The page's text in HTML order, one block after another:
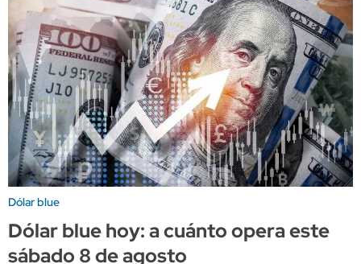
Dólar blue
Dólar blue hoy: a cuánto opera este
sábado 8 de agosto